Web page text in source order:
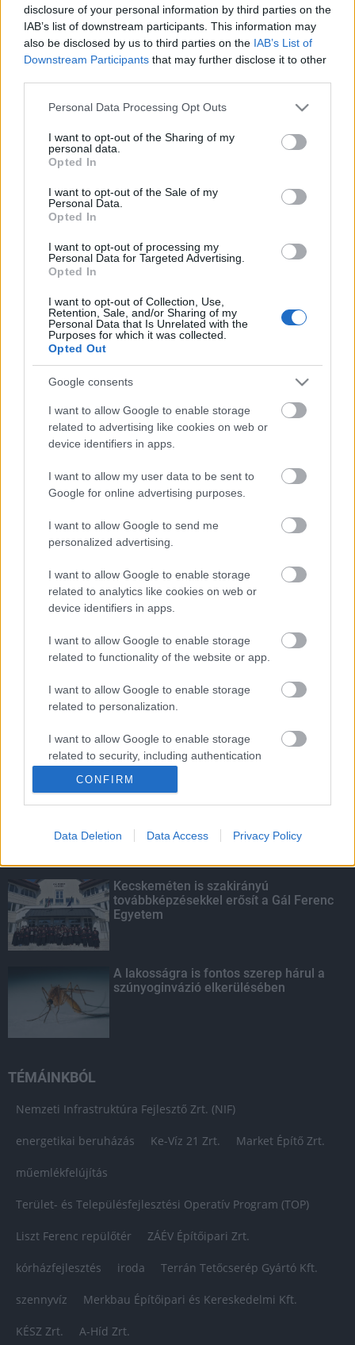
disclosure of your personal information by third parties on the
IAB’s list of downstream participants. This information may
also be disclosed by us to third parties on the IAB’s List of
Downstream Participants that may further disclose it to other
Please note that this website/app uses one or more Google
not limited to your visit or usage behaviour. You may click to
grant or deny consent to Google and its third-party tags to
use your data for below specified purposes in below Google
consent section.
Personal Data Processing Opt Outs
I want to opt-out of the Sharing of my
personal data.
Opted In
I want to opt-out of the Sale of my
Personal Data.
Opted In
I want to opt-out of processing my
Personal Data for Targeted Advertising.
Opted In
I want to opt-out of Collection, Use,
Retention, Sale, and/or Sharing of my
Personal Data that Is Unrelated with the
Purposes for which it was collected.
Opted Out
Google consents
I want to allow Google to enable storage
related to advertising like cookies on web or
device identifiers in apps.
I want to allow my user data to be sent to
Google for online advertising purposes.
I want to allow Google to send me
personalized advertising.
I want to allow Google to enable storage
related to analytics like cookies on web or
device identifiers in apps.
I want to allow Google to enable storage
related to functionality of the website or app.
I want to allow Google to enable storage
related to personalization.
I want to allow Google to enable storage
related to security, including authentication
CONFIRM
Data Deletion Data Access Privacy Policy
Aktuális
Paks II.: Mit jelent az 5. blokk új
árnyékában?
másodfokúra csökken a riasztás
HIRDETÉS
Paks II.: Mit jelent az 5. blokk új
mérföldköve a felülvizsgálat
árnyékában?
Fontos a postaládákba költöző
széncinegék védelme
Amire többmillióan vártunk: szombattól
másodfokúra csökken a riasztás
KIEMELT
Megérkezett az eső a Duna
Kecskeméten is szakirányú
továbbképzésekkel erősít a Gál Ferenc
Egyetem
A lakosságra is fontos szerep hárul a
szúnyoginvázió elkerülésében
TÉMÁINKBÓL
Nemzeti Infrastruktúra Fejlesztő Zrt. (NIF)
energetikai beruházás Ke-Víz 21 Zrt. Market Építő Zrt.
műemlékfelújítás
Terület- és Településfejlesztési Operatív Program (TOP)
Liszt Ferenc repülőtér ZÁÉV Építőipari Zrt.
kórházfejlesztés iroda Terrán Tetőcserép Gyártó Kft.
szennyvíz Merkbau Építőipari és Kereskedelmi Kft.
KÉSZ Zrt. A-Híd Zrt.